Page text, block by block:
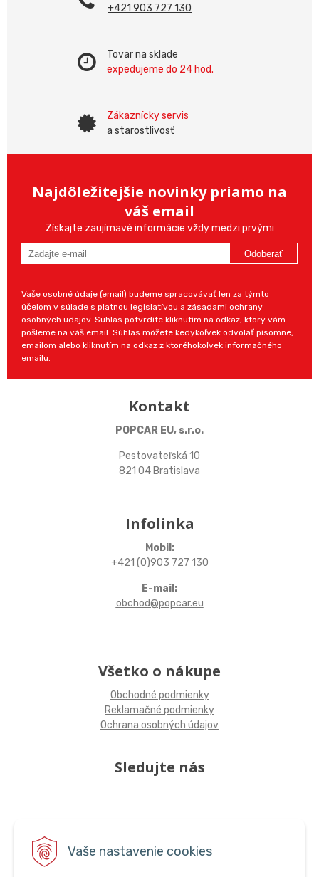
Vaše nastavenie cookies
+421 903 727 130
Tovar na sklade
expedujeme do 24 hod.
Zákaznícky servis
a starostlivosť
Najdôležitejšie novinky priamo na
váš email
Získajte zaujímavé informácie vždy medzi prvými
Odoberať
Vaše osobné údaje (email) budeme spracovávať len za týmto
účelom v súlade s platnou legislatívou a zásadami ochrany
osobných údajov. Súhlas potvrdíte kliknutím na odkaz, ktorý vám
pošleme na váš email. Súhlas môžete kedykoľvek odvolať písomne,
emailom alebo kliknutím na odkaz z ktoréhokoľvek informačného
emailu.
Kontakt
POPCAR EU, s.r.o.
Pestovateľská 10
821 04 Bratislava
Infolinka
Mobil:
+421 (0)903 727 130
E-mail:
obchod@popcar.eu
Všetko o nákupe
Obchodné podmienky
Reklamačné podmienky
Ochrana osobných údajov
Sledujte nás